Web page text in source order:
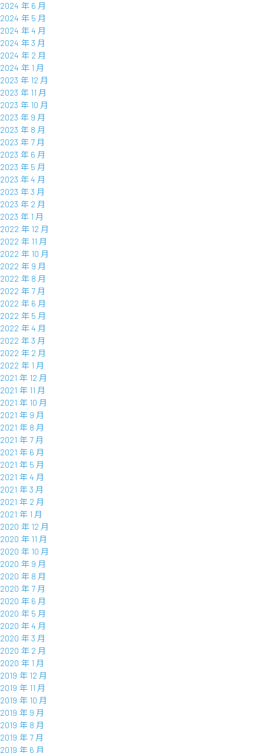
2024 年 6 月
2024 年 5 月
2024 年 4 月
2024 年 3 月
2024 年 2 月
2024 年 1 月
2023 年 12 月
2023 年 11 月
2023 年 10 月
2023 年 9 月
2023 年 8 月
2023 年 7 月
2023 年 6 月
2023 年 5 月
2023 年 4 月
2023 年 3 月
2023 年 2 月
2023 年 1 月
2022 年 12 月
2022 年 11 月
2022 年 10 月
2022 年 9 月
2022 年 8 月
2022 年 7 月
2022 年 6 月
2022 年 5 月
2022 年 4 月
2022 年 3 月
2022 年 2 月
2022 年 1 月
2021 年 12 月
2021 年 11 月
2021 年 10 月
2021 年 9 月
2021 年 8 月
2021 年 7 月
2021 年 6 月
2021 年 5 月
2021 年 4 月
2021 年 3 月
2021 年 2 月
2021 年 1 月
2020 年 12 月
2020 年 11 月
2020 年 10 月
2020 年 9 月
2020 年 8 月
2020 年 7 月
2020 年 6 月
2020 年 5 月
2020 年 4 月
2020 年 3 月
2020 年 2 月
2020 年 1 月
2019 年 12 月
2019 年 11 月
2019 年 10 月
2019 年 9 月
2019 年 8 月
2019 年 7 月
2019 年 6 月